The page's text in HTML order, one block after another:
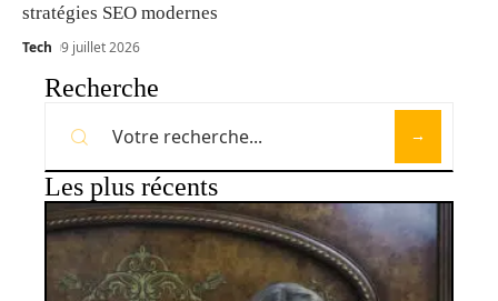
stratégies SEO modernes
Tech 9 juillet 2026
Recherche
Les plus récents